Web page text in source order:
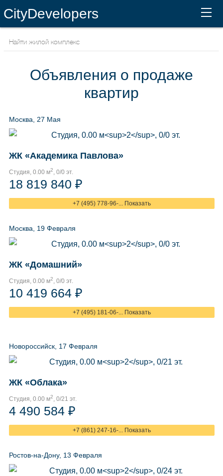
CityDevelopers
Объявления о продаже
квартир
Москва, 27 Мая
ЖК «Академика Павлова»
Студия, 0.00 м2, 0/0 эт.
18 819 840 ₽
+7 (495) 778-96-... Показать
Москва, 19 Февраля
ЖК «Домашний»
Студия, 0.00 м2, 0/0 эт.
10 419 664 ₽
+7 (495) 181-06-... Показать
Новороссийск, 17 Февраля
ЖК «Облака»
Студия, 0.00 м2, 0/21 эт.
4 490 584 ₽
+7 (861) 247-16-... Показать
Ростов-на-Дону, 13 Февраля